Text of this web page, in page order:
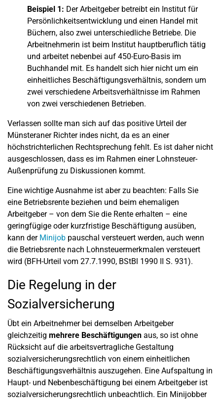
Beispiel 1: Der Arbeitgeber betreibt ein Institut für
Persönlichkeitsentwicklung und einen Handel mit
Büchern, also zwei unterschiedliche Betriebe. Die
Arbeitnehmerin ist beim Institut hauptberuflich tätig
und arbeitet nebenbei auf 450-Euro-Basis im
Buchhandel mit. Es handelt sich hier nicht um ein
einheitliches Beschäftigungsverhältnis, sondern um
zwei verschiedene Arbeitsverhältnisse im Rahmen
von zwei verschiedenen Betrieben.
Verlassen sollte man sich auf das positive Urteil der
Münsteraner Richter indes nicht, da es an einer
höchstrichterlichen Rechtsprechung fehlt. Es ist daher nicht
ausgeschlossen, dass es im Rahmen einer Lohnsteuer-
Außenprüfung zu Diskussionen kommt.
Eine wichtige Ausnahme ist aber zu beachten: Falls Sie
eine Betriebsrente beziehen und beim ehemaligen
Arbeitgeber – von dem Sie die Rente erhalten – eine
geringfügige oder kurzfristige Beschäftigung ausüben,
kann der Minijob pauschal versteuert werden, auch wenn
die Betriebsrente nach Lohnsteuermerkmalen versteuert
wird (BFH-Urteil vom 27.7.1990, BStBl 1990 II S. 931).
Die Regelung in der
Sozialversicherung
Übt ein Arbeitnehmer bei demselben Arbeitgeber
gleichzeitig mehrere Beschäftigungen aus, so ist ohne
Rücksicht auf die arbeitsvertragliche Gestaltung
sozialversicherungsrechtlich von einem einheitlichen
Beschäftigungsverhältnis auszugehen. Eine Aufspaltung in
Haupt- und Nebenbeschäftigung bei einem Arbeitgeber ist
sozialversicherungsrechtlich unbeachtlich. Ein Minijobber